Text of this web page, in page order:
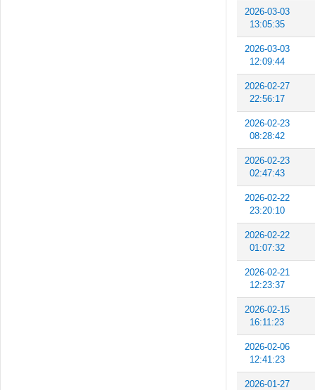
2026-03-03
13:05:35
2026-03-03
12:09:44
2026-02-27
22:56:17
2026-02-23
08:28:42
2026-02-23
02:47:43
2026-02-22
23:20:10
2026-02-22
01:07:32
2026-02-21
12:23:37
2026-02-15
16:11:23
2026-02-06
12:41:23
2026-01-27